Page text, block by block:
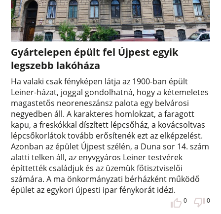
Gyártelepen épült fel Újpest egyik
legszebb lakóháza
Ha valaki csak fényképen látja az 1900-ban épült
Leiner-házat, joggal gondolhatná, hogy a kétemeletes
magastetős neoreneszánsz palota egy belvárosi
negyedben áll. A karakteres homlokzat, a faragott
kapu, a freskókkal díszített lépcsőház, a kovácsoltvas
lépcsőkorlátok tovább erősítenék ezt az elképzelést.
Azonban az épület Újpest szélén, a Duna sor 14. szám
alatti telken áll, az enyvgyáros Leiner testvérek
építtették családjuk és az üzemük főtisztviselői
számára. A ma önkormányzati bérházként működő
épület az egykori újpesti ipar fénykorát idézi.
0 0